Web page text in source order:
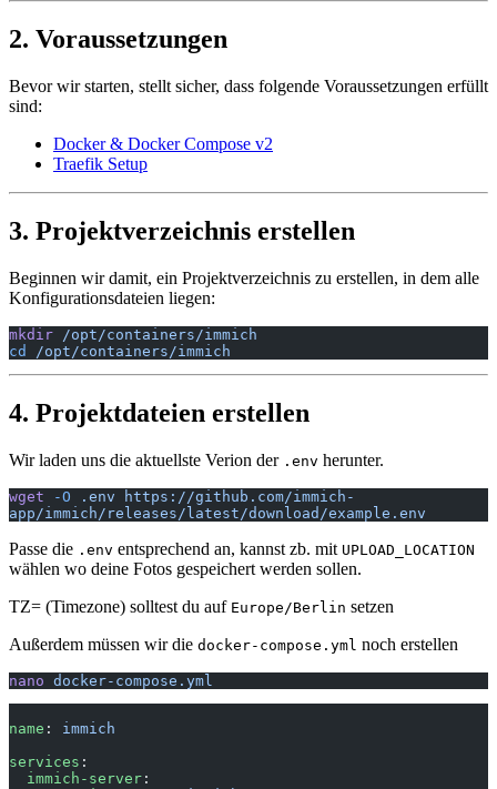
2. Voraussetzungen
Bevor wir starten, stellt sicher, dass folgende Voraussetzungen erfüllt
sind:
Docker & Docker Compose v2
Traefik Setup
3. Projektverzeichnis erstellen
Beginnen wir damit, ein Projektverzeichnis zu erstellen, in dem alle
Konfigurationsdateien liegen:
mkdir /opt/containers/immich
cd
/opt/containers/immich
4. Projektdateien erstellen
Wir laden uns die aktuellste Verion der .env herunter.
wget -O .env https://github.com/immich-
app/immich/releases/latest/download/example.env
Passe die .env entsprechend an, kannst zb. mit UPLOAD_LOCATION
wählen wo deine Fotos gespeichert werden sollen.
TZ= (Timezone) solltest du auf Europe/Berlin setzen
Außerdem müssen wir die docker-compose.yml noch erstellen
nano docker-compose.yml
name : immich
services :
  immich-server
: